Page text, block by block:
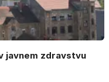
javnem zdravstvu